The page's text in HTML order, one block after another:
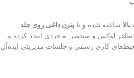
ساخته شده و با پترن داغی روی جلد
لوکس و منحصر به فردی ایجاد کرده و
کاری رسمی و جلسات مدیریتی ایده‌آل